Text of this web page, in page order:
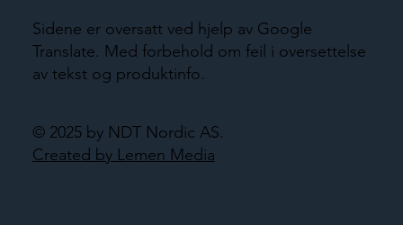
© 2025 by NDT Nordic AS.
Created by Lemen Media
Sidene er oversatt ved hjelp av Google
Translate. Med forbehold om feil i oversettelse
av tekst og produktinfo.